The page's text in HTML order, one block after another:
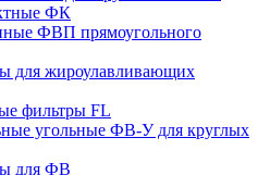
ФК
ФВП прямоугольного
для жироулавливающих
фильтры FL
угольные ФВ-У для круглых
для ФВ